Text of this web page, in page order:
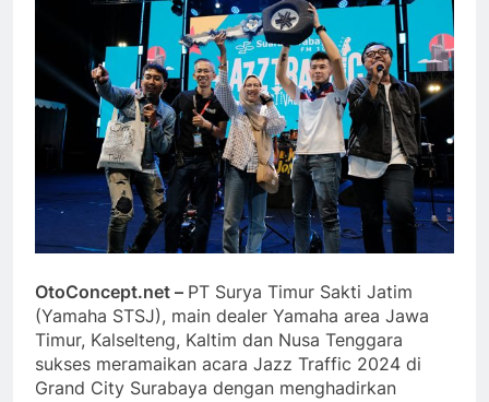
OtoConcept.net – PT Surya Timur Sakti Jatim
(Yamaha STSJ), main dealer Yamaha area Jawa
Timur, Kalselteng, Kaltim dan Nusa Tenggara
sukses meramaikan acara Jazz Traffic 2024 di
Grand City Surabaya dengan menghadirkan